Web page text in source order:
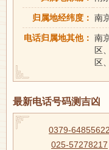
归属地经纬度： 南
电话归属地其他： 南
区
区
最新电话号码测吉凶
0379-64855622
025-57278217